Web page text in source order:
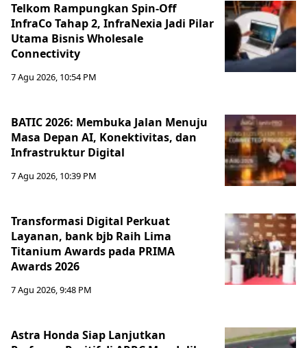
Telkom Rampungkan Spin-Off
InfraCo Tahap 2, InfraNexia Jadi Pilar
Utama Bisnis Wholesale
Connectivity
7 Agu 2026, 10:54 PM
BATIC 2026: Membuka Jalan Menuju
Masa Depan AI, Konektivitas, dan
Infrastruktur Digital
7 Agu 2026, 10:39 PM
Transformasi Digital Perkuat
Layanan, bank bjb Raih Lima
Titanium Awards pada PRIMA
Awards 2026
7 Agu 2026, 9:48 PM
Astra Honda Siap Lanjutkan